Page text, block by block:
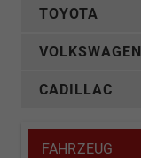
TOYOTA
VOLKSWAGEN
CADILLAC
FAHRZEUG